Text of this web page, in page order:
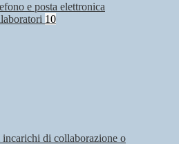
e posta elettronica
10
di collaborazione o